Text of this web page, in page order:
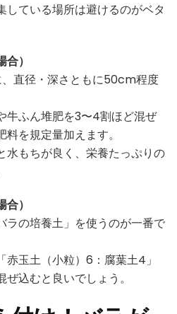
している場所は避けるのがベタ
）
直径・深さともに50cm程度
牛ふん堆肥を3〜4割ほど混ぜ
を規定量加えます。
水もちが良く、栄養たっぷりの
）
ラの培養土」を使うのが一番で
玉土（小粒）6：腐葉土4」
込むと良いでしょう。